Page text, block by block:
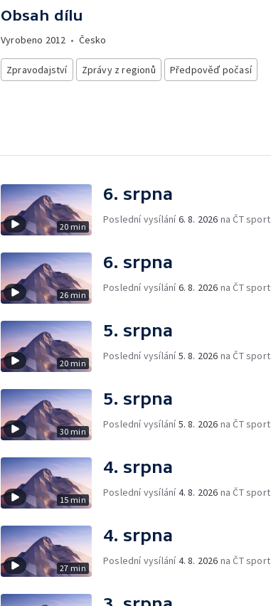
Obsah dílu
Vyrobeno 2012 • Česko
Zpravodajství Zprávy z regionů Předpověď počasí
20 min
6. srpna
Poslední vysílání6. 8. 2026 na ČT sport
26 min
6. srpna
Poslední vysílání6. 8. 2026 na ČT sport
20 min
5. srpna
Poslední vysílání5. 8. 2026 na ČT sport
30 min
5. srpna
Poslední vysílání5. 8. 2026 na ČT sport
15 min
4. srpna
Poslední vysílání4. 8. 2026 na ČT sport
27 min
4. srpna
Poslední vysílání4. 8. 2026 na ČT sport